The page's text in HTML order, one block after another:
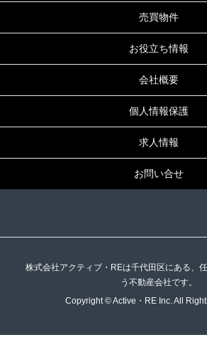
売買物件
お役立ち情報
会社概要
個人情報保護
求人情報
お問い合せ
株式会社アクティブ・REは千代田区にある、
う不動産会社です。
Copyright © Active・RE Inc. All